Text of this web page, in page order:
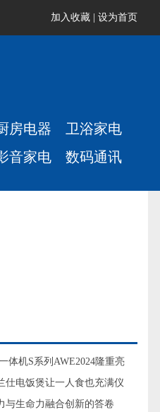
加入收藏 设为首页
房电器
卫浴家电
音家电 数码通讯
体机S系列AWE2024隆重亮
仕电饭煲让一人食也充满仪
与生命力融合创新的答卷